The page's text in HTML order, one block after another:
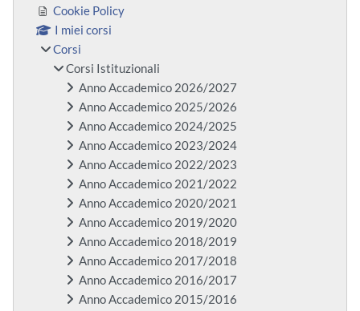
Cookie Policy
I miei corsi
Corsi
Corsi Istituzionali
Anno Accademico 2026/2027
Anno Accademico 2025/2026
Anno Accademico 2024/2025
Anno Accademico 2023/2024
Anno Accademico 2022/2023
Anno Accademico 2021/2022
Anno Accademico 2020/2021
Anno Accademico 2019/2020
Anno Accademico 2018/2019
Anno Accademico 2017/2018
Anno Accademico 2016/2017
Anno Accademico 2015/2016